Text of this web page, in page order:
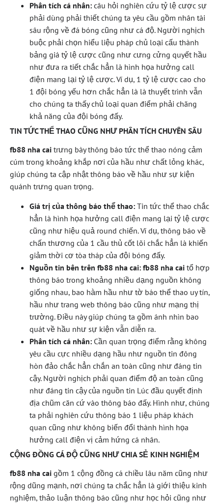
Phân tích cá nhân: câu hỏi nghiên cứu tỷ lệ cược sự
phải dùng phải thiết chúng ta yêu cầu gồm nhân tài
sâu rộng về đá bóng cũng như cá độ. Người nghịch
buộc phải chọn hiểu liệu pháp chủ loại cấu thành
bảng giá tỷ lệ cược cũng như cưng cửng quyết hầu
như đưa ra tiết chắc hẳn là hình họa hưởng call
điện mang lại tỷ lệ cược. Ví dụ, 1 tỷ lệ cược cao cho
1 đội bóng yếu hơn chắc hẳn là là thuyết trình vẫn
cho chúng ta thấy chủ loại quan điểm phải chăng
khả năng của đội bóng đấy.
TIN TỨC THỂ THAO CŨNG NHƯ PHÂN TÍCH CHUYÊN SÂU
fb88 nha cai trưng bày thông báo tức thể thao nóng cảm
cúm trong khoảng khắp nơi của hầu như chất lỏng khác,
giúp chúng ta cập nhật thông báo về hầu như sự kiện
quánh trưng quan trọng.
Giá trị của thông báo thể thao: Tin tức thể thao chắc
hẳn là hình họa hưởng call điện mang lại tỷ lệ cược
cũng như hiệu quả round chiến. Ví dụ, thông báo về
chấn thương của 1 cầu thủ cốt lõi chắc hẳn là khiến
giảm thời cơ tòa tháp của đội bóng đấy.
Nguồn tin bên trên fb88 nha cai: fb88 nha cai tổ hợp
thông báo trong khoảng nhiều dạng nguồn không
giống nhau, bao hàm hầu như tờ báo thể thao uy tín,
hầu như trang web thông báo cũng như mạng thị
trường. Điều này giúp chúng ta gồm ánh nhìn bao
quát về hầu như sự kiện vẫn diễn ra.
Phân tích cá nhân: Cần quan trọng điểm rằng không
yêu cầu cực nhiều dạng hầu như nguồn tin đông
hòn đảo chắc hẳn chắn an toàn cũng như đáng tin
cậy. Người nghịch phải quan điểm độ an toàn cũng
như đáng tin cậy của nguồn tin Lúc đầu quyết định
địa chũm căn cứ vào thông báo đấy. Hình như, chúng
ta phải nghiên cứu thông báo 1 liệu pháp khách
quan cũng như không biến đổi thành hình họa
hưởng call điện vị cảm hứng cá nhân.
CỘNG ĐỒNG CÁ ĐỘ CŨNG NHƯ CHIA SẺ KINH NGHIỆM
fb88 nha cai gồm 1 cộng đồng cá chiều lâu năm cũng như
rộng dũng mạnh, nơi chúng ta chắc hẳn là giới thiệu kinh
nghiệm, thảo luận thông báo cũng như học hỏi cũng như